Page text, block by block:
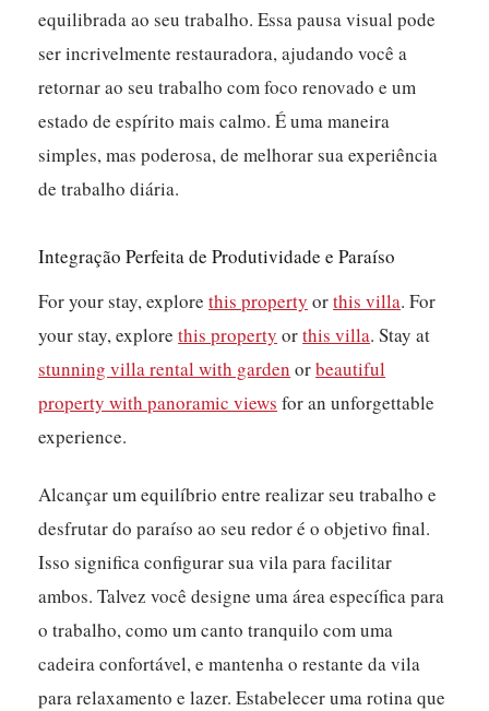
equilibrada ao seu trabalho. Essa pausa visual pode
ser incrivelmente restauradora, ajudando você a
retornar ao seu trabalho com foco renovado e um
estado de espírito mais calmo. É uma maneira
simples, mas poderosa, de melhorar sua experiência
de trabalho diária.
Integração Perfeita de Produtividade e Paraíso
For your stay, explorethis property orthis villa. For
your stay, explorethis property orthis villa. Stay at
stunning villa rental with garden orbeautiful
property with panoramic views for an unforgettable
experience.
Alcançar um equilíbrio entre realizar seu trabalho e
desfrutar do paraíso ao seu redor é o objetivo final.
Isso significa configurar sua vila para facilitar
ambos. Talvez você designe uma área específica para
o trabalho, como um canto tranquilo com uma
cadeira confortável, e mantenha o restante da vila
para relaxamento e lazer. Estabelecer uma rotina que